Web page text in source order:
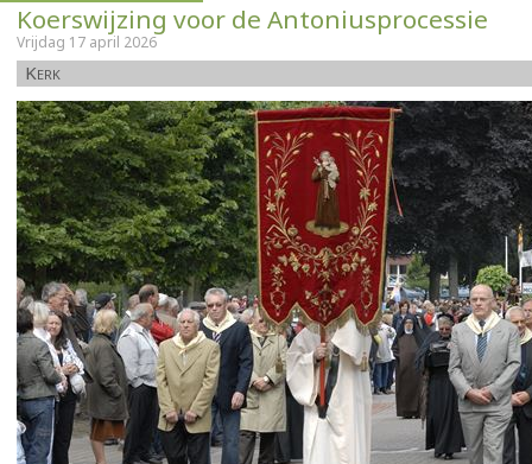
Koerswijzing voor de Antoniusprocessie
Vrijdag 17 april 2026
Kerk